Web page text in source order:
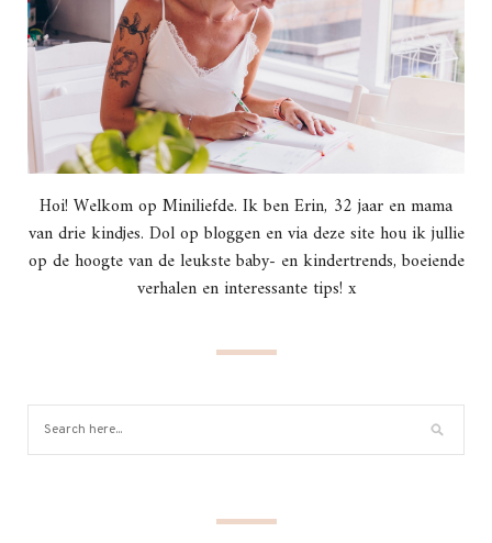
Hoi! Welkom op Miniliefde. Ik ben Erin, 32 jaar en mama
van drie kindjes. Dol op bloggen en via deze site hou ik jullie
op de hoogte van de leukste baby- en kindertrends, boeiende
verhalen en interessante tips! x